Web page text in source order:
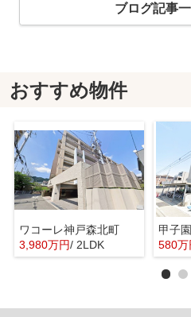
ブログ記事
おすすめ物件
ワコーレ神戸森北町
3,980万円/ 2LDK
甲子
580万